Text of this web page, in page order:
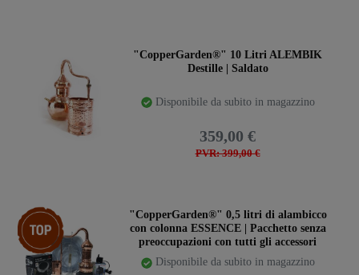
"CopperGarden®" 10 Litri ALEMBIK
Destille | Saldato
Disponibile da subito in magazzino
PVR: 399,00 €
359,00 €
Ceres::Template.storeSpecialTop"CopperGarden®" 0,5 litri di alambicco
con colonna ESSENCE | Pacchetto senza
preoccupazioni con tutti gli accessori
Disponibile da subito in magazzino